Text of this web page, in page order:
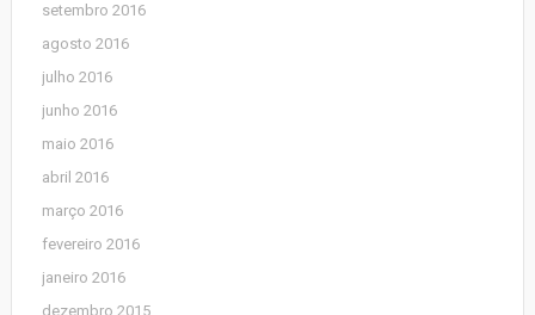
setembro 2016
agosto 2016
julho 2016
junho 2016
maio 2016
abril 2016
março 2016
fevereiro 2016
janeiro 2016
dezembro 2015